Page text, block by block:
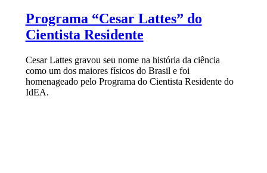
Programa “Cesar Lattes” do
Cientista Residente
Cesar Lattes gravou seu nome na história da ciência
como um dos maiores físicos do Brasil e foi
homenageado pelo Programa do Cientista Residente do
IdEA.